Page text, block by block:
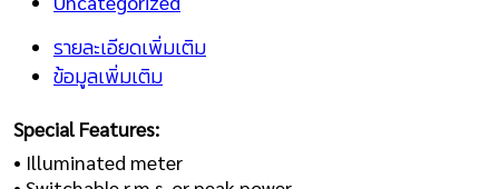
รายละเอียดเพิ่มเติม
ข้อมูลเพิ่มเติม
Special Features:
• Illuminated meter